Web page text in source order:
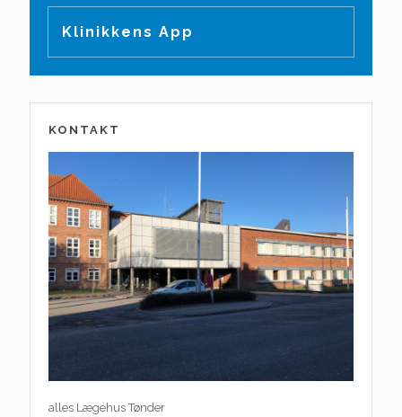
Klinikkens App
KONTAKT
alles Lægehus Tønder